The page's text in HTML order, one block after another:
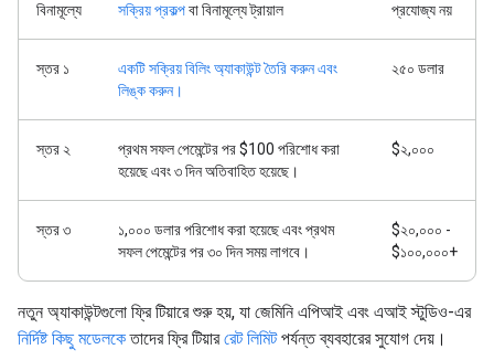
বিনামূল্যে সক্রিয় প্রকল্পবা বিনামূল্যে ট্রায়াল প্রযোজ্য নয়
স্তর ১
একটি সক্রিয় বিলিং অ্যাকাউন্ট তৈরি করুন এবং
লিঙ্ক করুন।
২৫০ ডলার
স্তর ২
প্রথম সফল পেমেন্টের পর $100 পরিশোধ করা
হয়েছে এবং ৩ দিন অতিবাহিত হয়েছে।
$২,০০০
স্তর ৩
১,০০০ ডলার পরিশোধ করা হয়েছে এবং প্রথম
সফল পেমেন্টের পর ৩০ দিন সময় লাগবে।
$২০,০০০ -
$১০০,০০০+
নতুন অ্যাকাউন্টগুলো ফ্রি টিয়ারে শুরু হয়, যা জেমিনি এপিআই এবং এআই স্টুডিও-এর
নির্দিষ্ট কিছু মডেলকেতাদের ফ্রি টিয়াররেট লিমিটপর্যন্ত ব্যবহারের সুযোগ দেয়।